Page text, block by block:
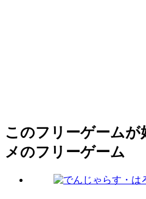
このフリーゲームが
メのフリーゲーム